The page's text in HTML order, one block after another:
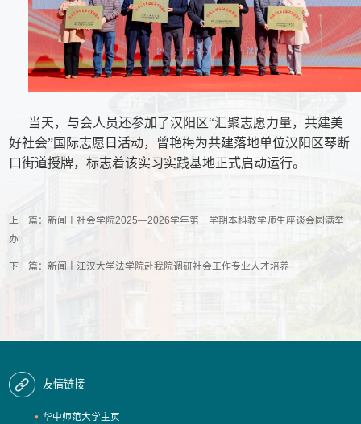
当天，与会人员还参加了汉阳区“汇聚志愿力量，共建美
好社会”国际志愿日活动，曾艳梅为共建落地单位汉阳区琴断
口街道授牌，标志着该实习实践基地正式启动运行。
上一篇：新闻丨社会学院2025—2026学年第一学期本科教学师生座谈会圆满举
办
下一篇：新闻丨江汉大学法学院赴我院调研社会工作专业人才培养
友情链接
华中师范大学主页